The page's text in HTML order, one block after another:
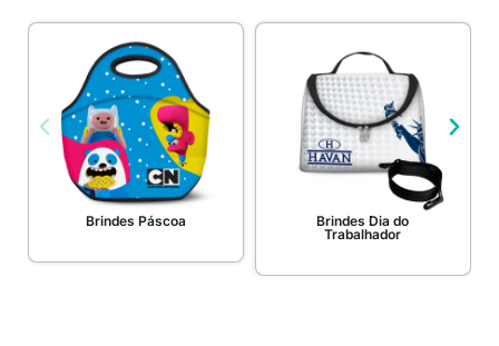
Brindes Páscoa
Brindes Dia do
Trabalhador